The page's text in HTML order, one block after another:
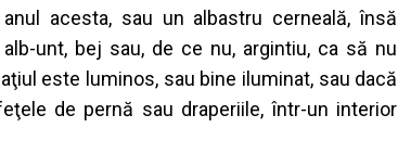
anul acesta, sau un albastru cerneal ă,însă
alb-unt, bej sau, de ce nu, argintiu, ca să nu
ţiul este luminos, sau bine iluminat, sau dacă
ţele de pernă sau draperiile,într-un interior